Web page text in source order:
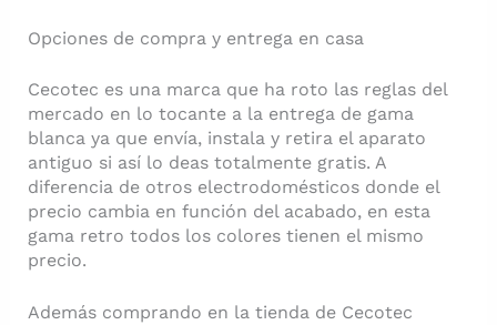
Opciones de compra y entrega en casa
Cecotec es una marca que ha roto las reglas del
mercado en lo tocante a la entrega de gama
blanca ya que envía, instala y retira el aparato
antiguo si así lo deas totalmente gratis. A
diferencia de otros electrodomésticos donde el
precio cambia en función del acabado, en esta
gama retro todos los colores tienen el mismo
precio.
Además comprando en la tienda de Cecotec